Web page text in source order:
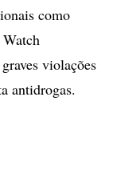
como
violações
antidrogas.